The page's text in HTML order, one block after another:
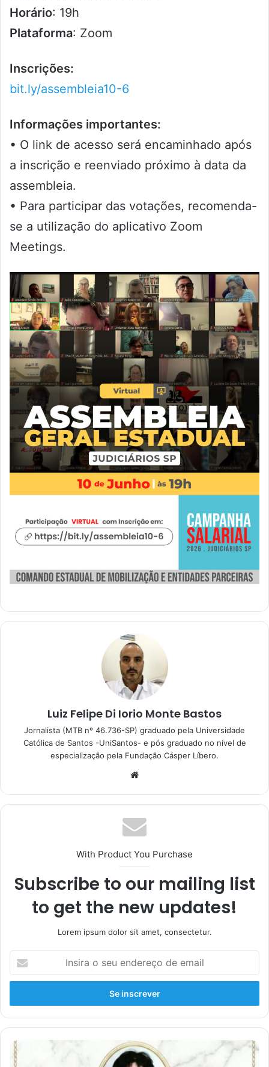
Horário: 19h
Plataforma: Zoom
Inscrições:
bit.ly/assembleia10-6
Informações importantes:
• O link de acesso será encaminhado após
a inscrição e reenviado próximo à data da
assembleia.
• Para participar das votações, recomenda-
se a utilização do aplicativo Zoom
Meetings.
Luiz Felipe Di Iorio Monte Bastos
Jornalista (MTB nº 46.736-SP) graduado pela Universidade
Católica de Santos -UniSantos- e pós graduado no nível de
especialização pela Fundação Cásper Líbero.
With Product You Purchase
Subscribe to our mailing list
to get the new updates!
Lorem ipsum dolor sit amet, consectetur.